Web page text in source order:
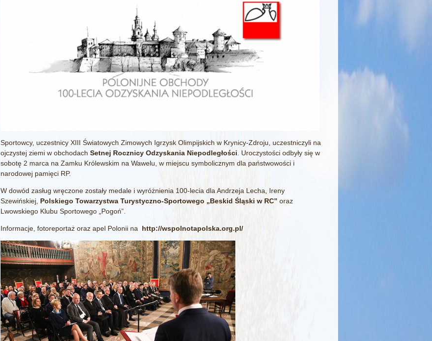
Sportowcy, uczestnicy XIII Światowych Zimowych Igrzysk Olimpijskich w Krynicy-Zdroju, uczestniczyli na
ojczystej ziemi w obchodach Setnej Rocznicy Odzyskania Niepodległości . Uroczystości odbyły się w
sobotę 2 marca na Zamku Królewskim na Wawelu, w miejscu symbolicznym dla państwowości i
narodowej pamięci RP.
W dowód zasług wręczone zostały medale i wyróżnienia 100-lecia dla Andrzeja Lecha, Ireny
Szewińskiej, Polskiego Towarzystwa Turystyczno-Sportowego „Beskid Śląski w RC” oraz
Lwowskiego Klubu Sportowego „Pogoń”.
Informacje, fotoreportaż oraz apel Polonii na http://wspolnotapolska.org.pl/